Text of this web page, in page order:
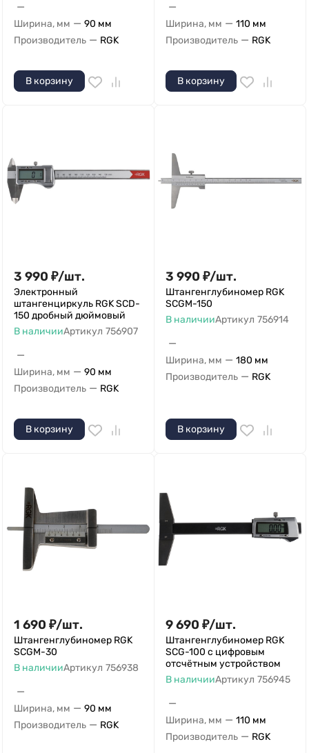
—
Ширина, мм — 90 мм
Производитель — RGK
В корзину
—
Ширина, мм — 110 мм
Производитель — RGK
В корзину
3 990 ₽/шт.
Электронный
штангенциркуль RGK SCD-
150 дробный дюймовый
В наличииАртикул 756907
—
Ширина, мм — 90 мм
Производитель — RGK
В корзину
3 990 ₽/шт.
Штангенглубиномер RGK
SCGM-150
В наличииАртикул 756914
—
Ширина, мм — 180 мм
Производитель — RGK
В корзину
1 690 ₽/шт.
Штангенглубиномер RGK
SCGM-30
В наличииАртикул 756938
—
Ширина, мм — 90 мм
Производитель — RGK
9 690 ₽/шт.
Штангенглубиномер RGK
SCG-100 с цифровым
отсчётным устройством
В наличииАртикул 756945
—
Ширина, мм — 110 мм
Производитель — RGK